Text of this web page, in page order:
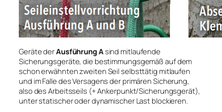
Geräte derAusführung Asind mitlaufende
Sicherungsgeräte, die bestimmungsgemäß auf dem
schon erwähnten zweiten Seil selbsttätig mitlaufen
und im Falle des Versagens der primären Sicherung,
also des Arbeitsseils (+ Ankerpunkt/Sicherungsgerät),
unter statischer oder dynamischer Last blockieren.